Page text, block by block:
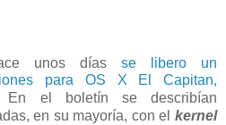
unos días se libero un
para OS X El Capitan,
el boletín se describían
en su mayoría, con el kernel